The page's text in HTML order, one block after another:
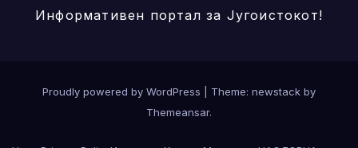
Информативен портал за Југоистокот!
Proudly powered by WordPress
Theme: newstack by
Themeansar.